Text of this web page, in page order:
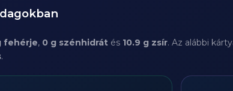
fehérje, 0 g szénhidrát és 10.9 g zsír. Az alábbi
.